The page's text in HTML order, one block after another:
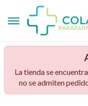
La tienda se
no se admiten